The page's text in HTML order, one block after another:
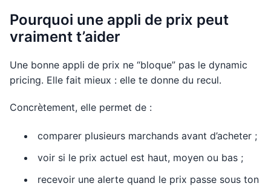
Pourquoi une appli de prix peut
vraiment t’aider
Une bonne appli de prix ne “bloque” pas le dynamic
pricing. Elle fait mieux : elle te donne du recul.
Concrètement, elle permet de :
comparer plusieurs marchands avant d’acheter ;
voir si le prix actuel est haut, moyen ou bas ;
recevoir une alerte quand le prix passe sous ton